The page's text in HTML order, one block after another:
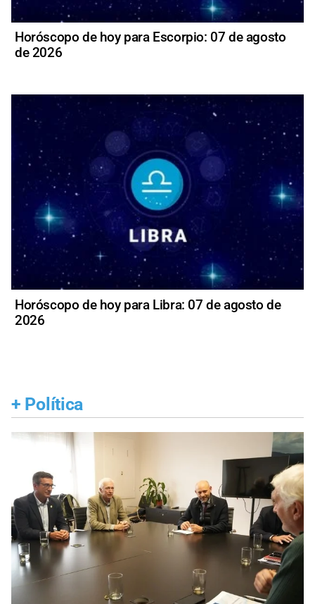
Horóscopo de hoy para Escorpio: 07 de agosto
de 2026
Horóscopo de hoy para Libra: 07 de agosto de
2026
+ Política